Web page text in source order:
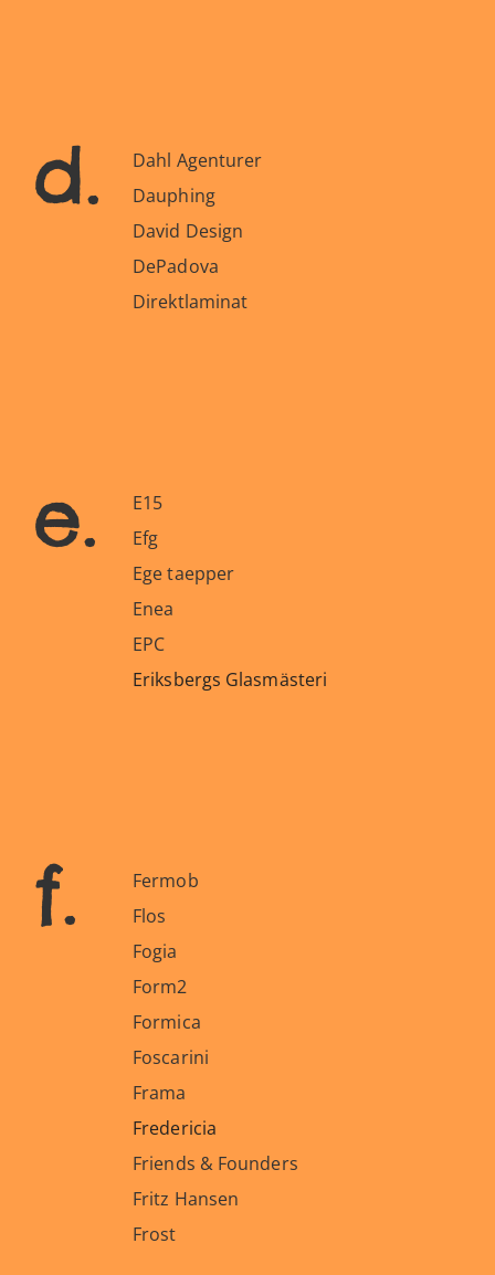
d.
Dahl Agenturer
Dauphing
David Design
DePadova
Direktlaminat
e.
E15
Efg
Ege taepper
Enea
EPC
Eriksbergs Glasmästeri
f.
Fermob
Flos
Fogia
Form2
Formica
Foscarini
Frama
Fredericia
Friends & Founders
Fritz Hansen
Frost